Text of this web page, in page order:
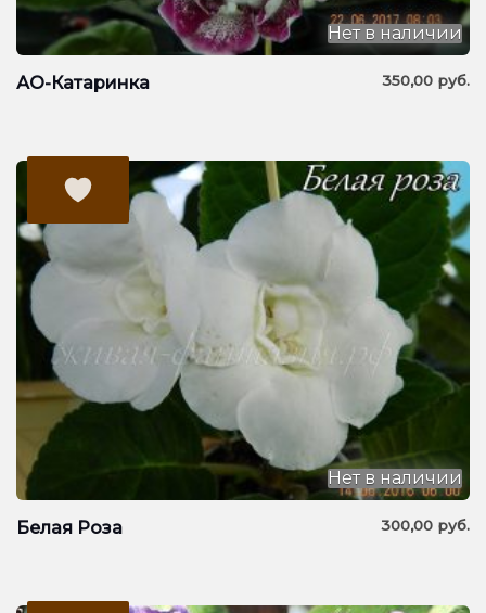
АО-Катаринка 350,00 руб.
Нет в наличии
Белая Роза 300,00 руб.
Нет в наличии